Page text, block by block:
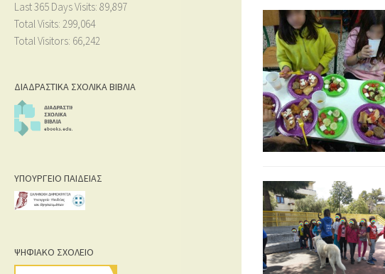
Last 365 Days Visits: 89,897
Total Visits: 299,064
Total Visitors: 66,242
ΔΙΑΔΡΑΣΤΙΚΑ ΣΧΟΛΙΚΑ ΒΙΒΛΙΑ
ΥΠΟΥΡΓΕΙΟ ΠΑΙΔΕΙΑΣ
ΨΗΦΙΑΚΟ ΣΧΟΛΕΙΟ